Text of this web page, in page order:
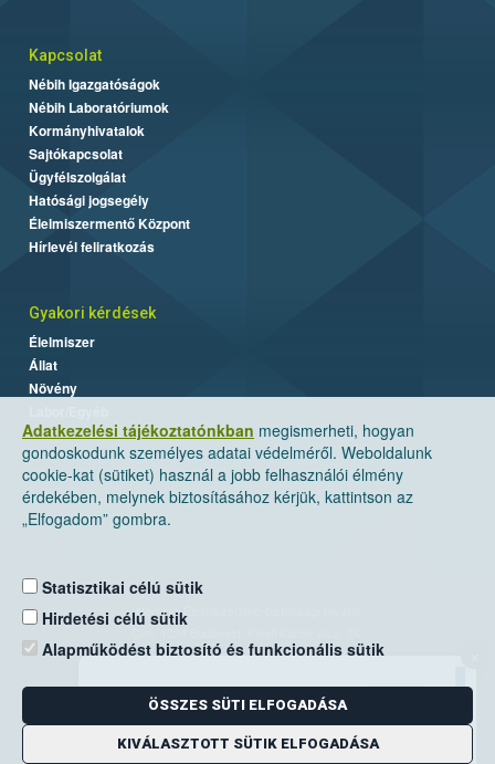
Adatkezelési tájékoztatónkban megismerheti, hogyan
gondoskodunk személyes adatai védelméről. Weboldalunk
cookie-kat (sütiket) használ a jobb felhasználói élmény
érdekében, melynek biztosításához kérjük, kattintson az
„Elfogadom” gombra.
Statisztikai célú sütik
Hirdetési célú sütik
Alapműködést biztosító és funkcionális sütik
ÖSSZES SÜTI ELFOGADÁSA
KIVÁLASZTOTT SÜTIK ELFOGADÁSA
Kapcsolat
Nébih Igazgatóságok
Nébih Laboratóriumok
Kormányhivatalok
Sajtókapcsolat
Ügyfélszolgálat
Hatósági jogsegély
Élelmiszermentő Központ
Hírlevél feliratkozás
Gyakori kérdések
Élelmiszer
Állat
Növény
Nemzeti Élelmiszerlánc-biztonsági Hivatal
Levelezési cím: 1525 Budapest. Pf. 30.
E-mail:ugyfelszolgalat@nebih.gov.hu
Zöld szám: 06-80/263-244
Telefon: 06-1/ 336-9000